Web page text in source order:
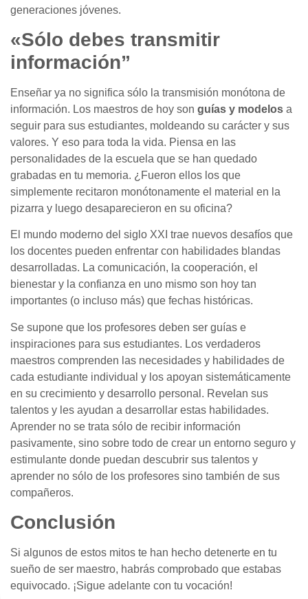
generaciones jóvenes.
«Sólo debes transmitir
información”
Enseñar ya no significa sólo la transmisión monótona de
información. Los maestros de hoy son guías y modelos a
seguir para sus estudiantes, moldeando su carácter y sus
valores. Y eso para toda la vida. Piensa en las
personalidades de la escuela que se han quedado
grabadas en tu memoria. ¿Fueron ellos los que
simplemente recitaron monótonamente el material en la
pizarra y luego desaparecieron en su oficina?
El mundo moderno del siglo XXI trae nuevos desafíos que
los docentes pueden enfrentar con habilidades blandas
desarrolladas. La comunicación, la cooperación, el
bienestar y la confianza en uno mismo son hoy tan
importantes (o incluso más) que fechas históricas.
Se supone que los profesores deben ser guías e
inspiraciones para sus estudiantes. Los verdaderos
maestros comprenden las necesidades y habilidades de
cada estudiante individual y los apoyan sistemáticamente
en su crecimiento y desarrollo personal. Revelan sus
talentos y les ayudan a desarrollar estas habilidades.
Aprender no se trata sólo de recibir información
pasivamente, sino sobre todo de crear un entorno seguro y
estimulante donde puedan descubrir sus talentos y
aprender no sólo de los profesores sino también de sus
compañeros.
Conclusión
Si algunos de estos mitos te han hecho detenerte en tu
sueño de ser maestro, habrás comprobado que estabas
equivocado. ¡Sigue adelante con tu vocación!